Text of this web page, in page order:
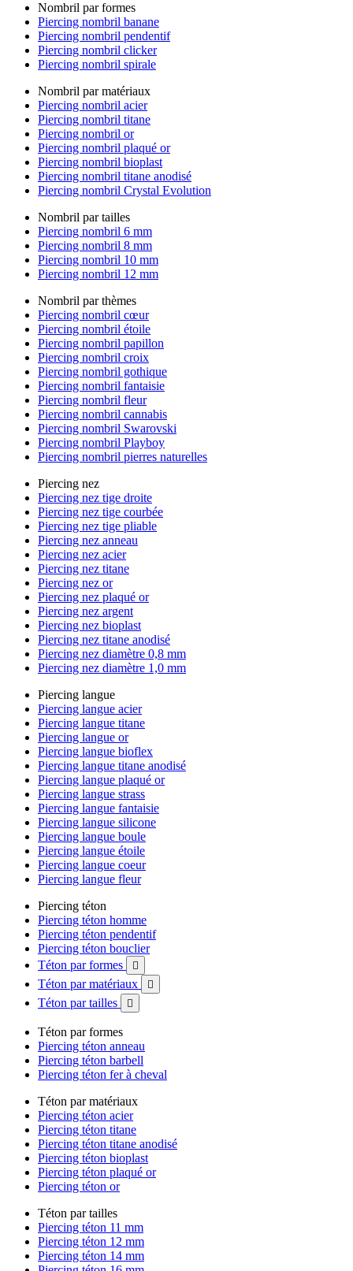
Nombril par formes
Piercing nombril banane
Piercing nombril pendentif
Piercing nombril clicker
Piercing nombril spirale
Nombril par matériaux
Piercing nombril acier
Piercing nombril titane
Piercing nombril or
Piercing nombril plaqué or
Piercing nombril bioplast
Piercing nombril titane anodisé
Piercing nombril Crystal Evolution
Nombril par tailles
Piercing nombril 6 mm
Piercing nombril 8 mm
Piercing nombril 10 mm
Piercing nombril 12 mm
Nombril par thèmes
Piercing nombril cœur
Piercing nombril étoile
Piercing nombril papillon
Piercing nombril croix
Piercing nombril gothique
Piercing nombril fantaisie
Piercing nombril fleur
Piercing nombril cannabis
Piercing nombril Swarovski
Piercing nombril Playboy
Piercing nombril pierres naturelles
Piercing nez
Piercing nez tige droite
Piercing nez tige courbée
Piercing nez tige pliable
Piercing nez anneau
Piercing nez acier
Piercing nez titane
Piercing nez or
Piercing nez plaqué or
Piercing nez argent
Piercing nez bioplast
Piercing nez titane anodisé
Piercing nez diamètre 0,8 mm
Piercing nez diamètre 1,0 mm
Piercing langue
Piercing langue acier
Piercing langue titane
Piercing langue or
Piercing langue bioflex
Piercing langue titane anodisé
Piercing langue plaqué or
Piercing langue strass
Piercing langue fantaisie
Piercing langue silicone
Piercing langue boule
Piercing langue étoile
Piercing langue coeur
Piercing langue fleur
Piercing téton
Piercing téton homme
Piercing téton pendentif
Piercing téton bouclier
Téton par formes

Téton par matériaux 
Téton par tailles 
Téton par formes
Piercing téton anneau
Piercing téton barbell
Piercing téton fer à cheval
Téton par matériaux
Piercing téton acier
Piercing téton titane
Piercing téton titane anodisé
Piercing téton bioplast
Piercing téton plaqué or
Piercing téton or
Téton par tailles
Piercing téton 11 mm
Piercing téton 12 mm
Piercing téton 14 mm